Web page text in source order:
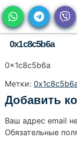
0x1c8c5b6a
0x1c8c5b6a
Метки:
Добавить
Ваш адрес email
Обязательные